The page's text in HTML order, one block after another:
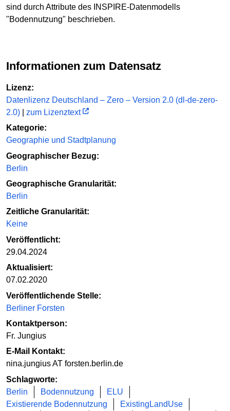
sind durch Attribute des INSPIRE-Datenmodells
"Bodennutzung" beschrieben.
Informationen zum Datensatz
Lizenz:
Datenlizenz Deutschland – Zero – Version 2.0 (dl-de-zero-
2.0)
zum Lizenztext
Kategorie:
Geographie und Stadtplanung
Geographischer Bezug:
Berlin
Geographische Granularität:
Berlin
Zeitliche Granularität:
Keine
Veröffentlicht:
29.04.2024
Aktualisiert:
07.02.2020
Veröffentlichende Stelle:
Berliner Forsten
Kontaktperson:
Fr. Jungius
E-Mail Kontakt:
nina.jungius AT forsten.berlin.de
Schlagworte:
Berlin
Bodennutzung
ELU
Existierende Bodennutzung
ExistingLandUse